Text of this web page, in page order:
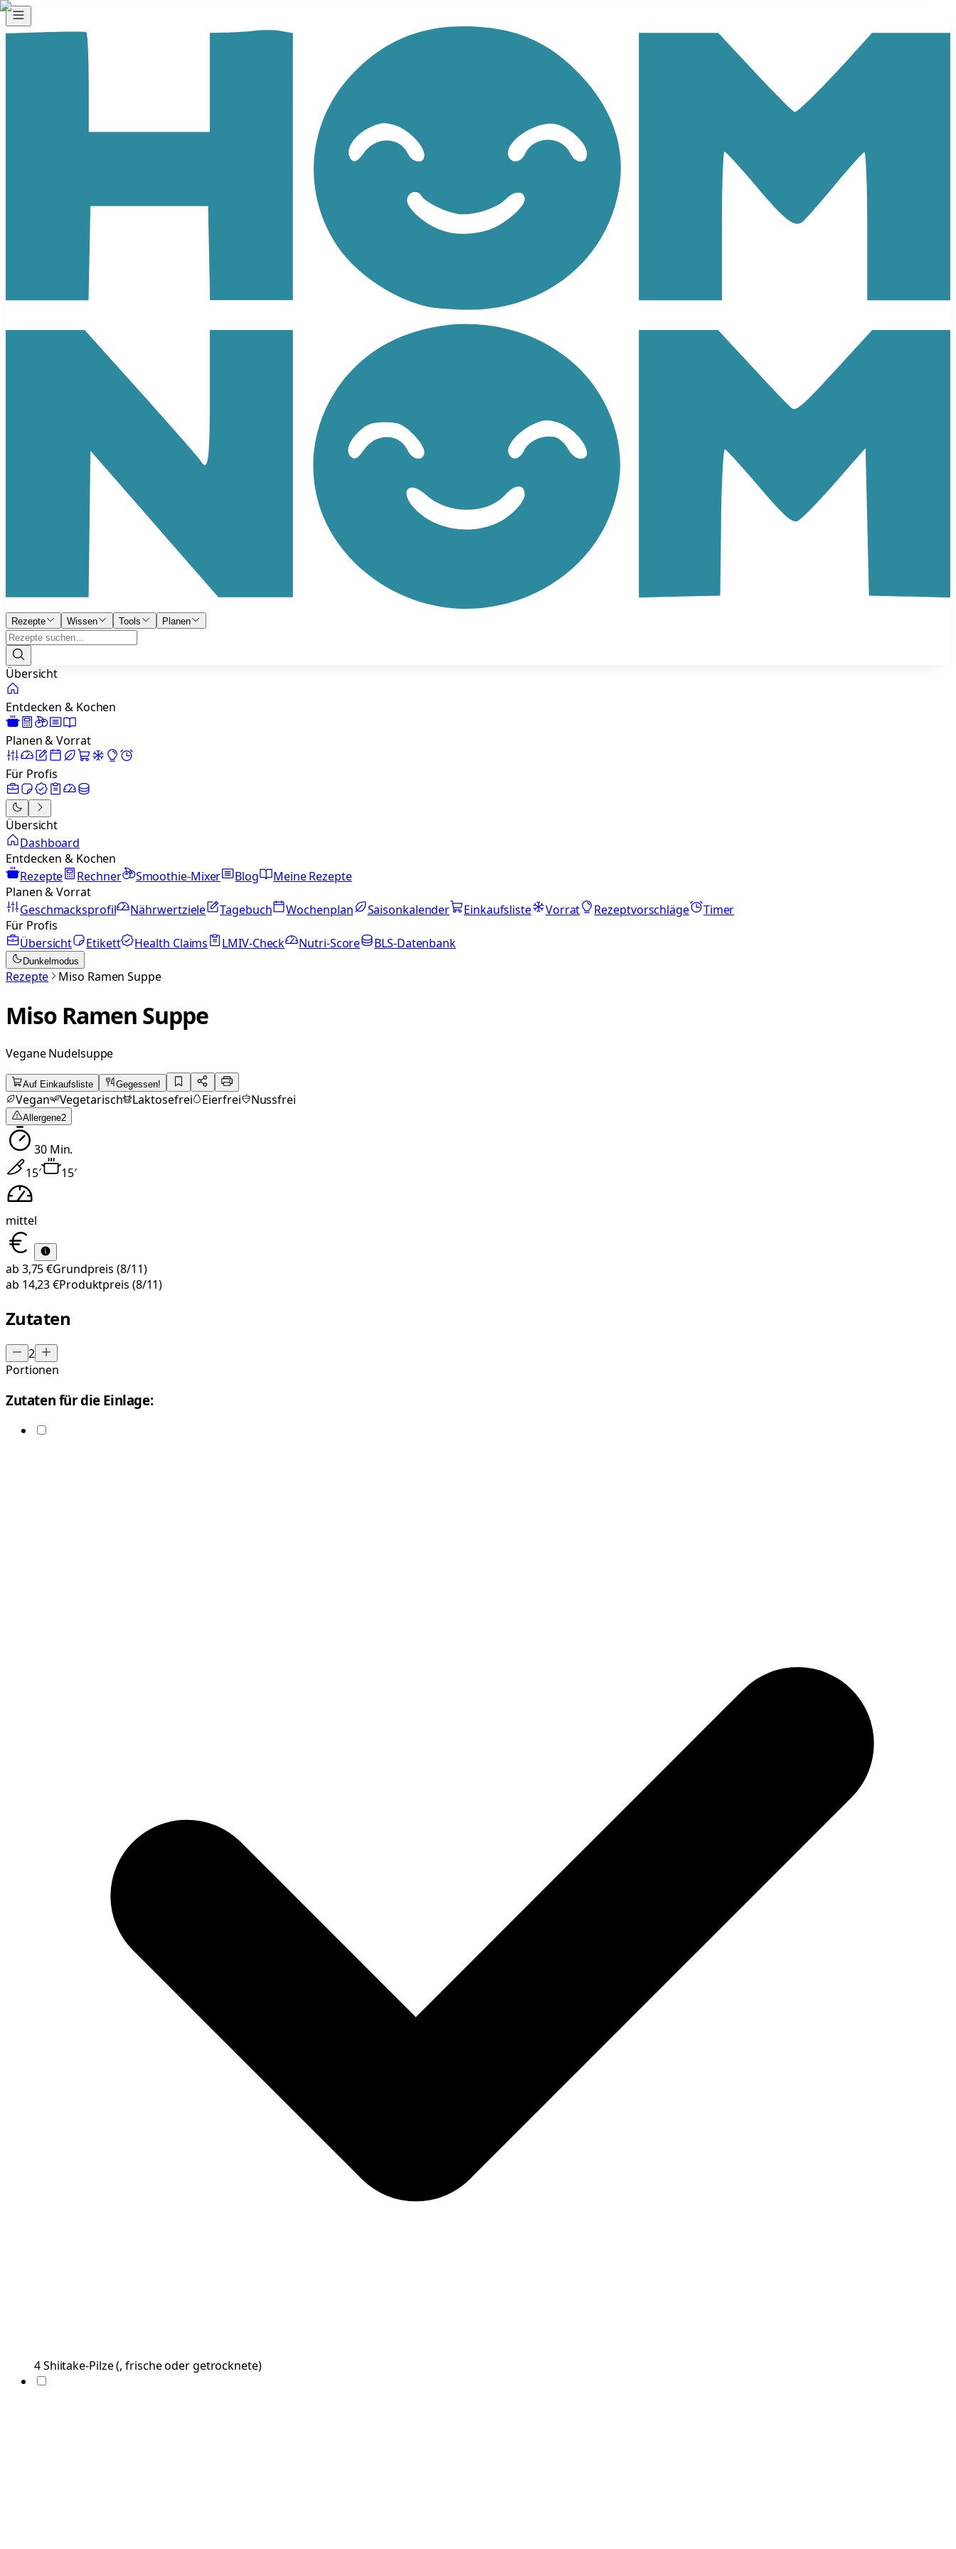
Rezepte Wissen Tools Planen
Übersicht
Entdecken & Kochen
Planen & Vorrat
Für Profis
Übersicht
Dashboard
Entdecken & Kochen
Rezepte
Rechner Smoothie-Mixer Blog
Meine Rezepte
Planen & Vorrat
Geschmacksprofil
Nährwertziele Tagebuch Wochenplan Saisonkalender Einkaufsliste Vorrat Rezeptvorschläge
Timer
Für Profis
Übersicht
Etikett Health Claims LMIV-Check Nutri-Score BLS-Datenbank
Dunkelmodus
Rezepte Miso Ramen Suppe
Miso Ramen Suppe
Vegane Nudelsuppe
Auf Einkaufsliste Gegessen!
Vegan Vegetarisch Laktosefrei Eierfrei Nussfrei
Allergene2
30Min.
15′ 15′
mittel
ab 3,75 €Grundpreis (8/11)
ab 14,23 €Produktpreis (8/11)
Zutaten
2
Portionen
Zutaten für die Einlage:
4Shiitake-Pilze(, frische oder getrocknete)